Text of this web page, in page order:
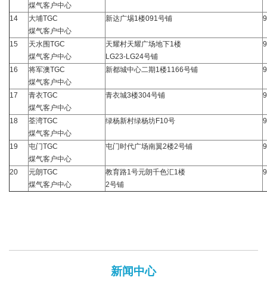
煤气客户中心
14
大埔TGC
煤气客户中心
新达广埸1楼091号铺
15
天水围TGC
煤气客户中心
天耀村天耀广场地下1楼
LG23-LG24号铺
16
将军澳TGC
煤气客户中心
新都城中心二期1楼1166号铺
17
青衣TGC
煤气客户中心
青衣城3楼304号铺
18
荃湾TGC
煤气客户中心
绿杨新村绿杨坊F10号
19
屯门TGC
煤气客户中心
屯门时代广场南翼2楼2号铺
20
元朗TGC
煤气客户中心
教育路1号元朗千色汇1楼
2号铺
新闻中心